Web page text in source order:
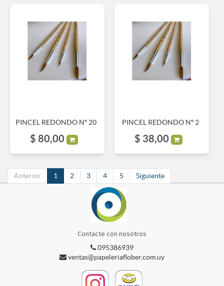
PINCEL REDONDO Nº 20
$ 80,00
PINCEL REDONDO Nº 2
$ 38,00
Anterior 1 2 3 4 5 Siguiente
Contacte con nosotros
095386939
ventas@papeleriaflober.com.uy